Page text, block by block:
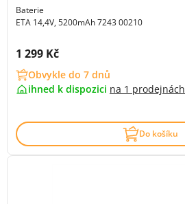
Baterie
ETA 14,4V, 5200mAh 7243 00210
Cena s DPH:
1 299 Kč
Obvykle do 7 dnů
ihned k dispozici na 1 prodejnách
Do košíku